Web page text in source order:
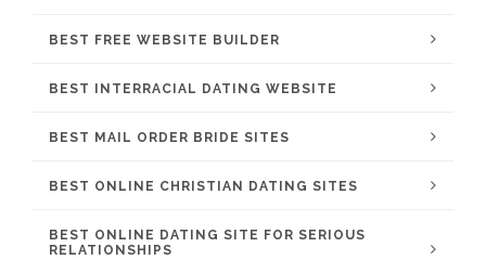
BEST FREE WEBSITE BUILDER
BEST INTERRACIAL DATING WEBSITE
BEST MAIL ORDER BRIDE SITES
BEST ONLINE CHRISTIAN DATING SITES
BEST ONLINE DATING SITE FOR SERIOUS
RELATIONSHIPS